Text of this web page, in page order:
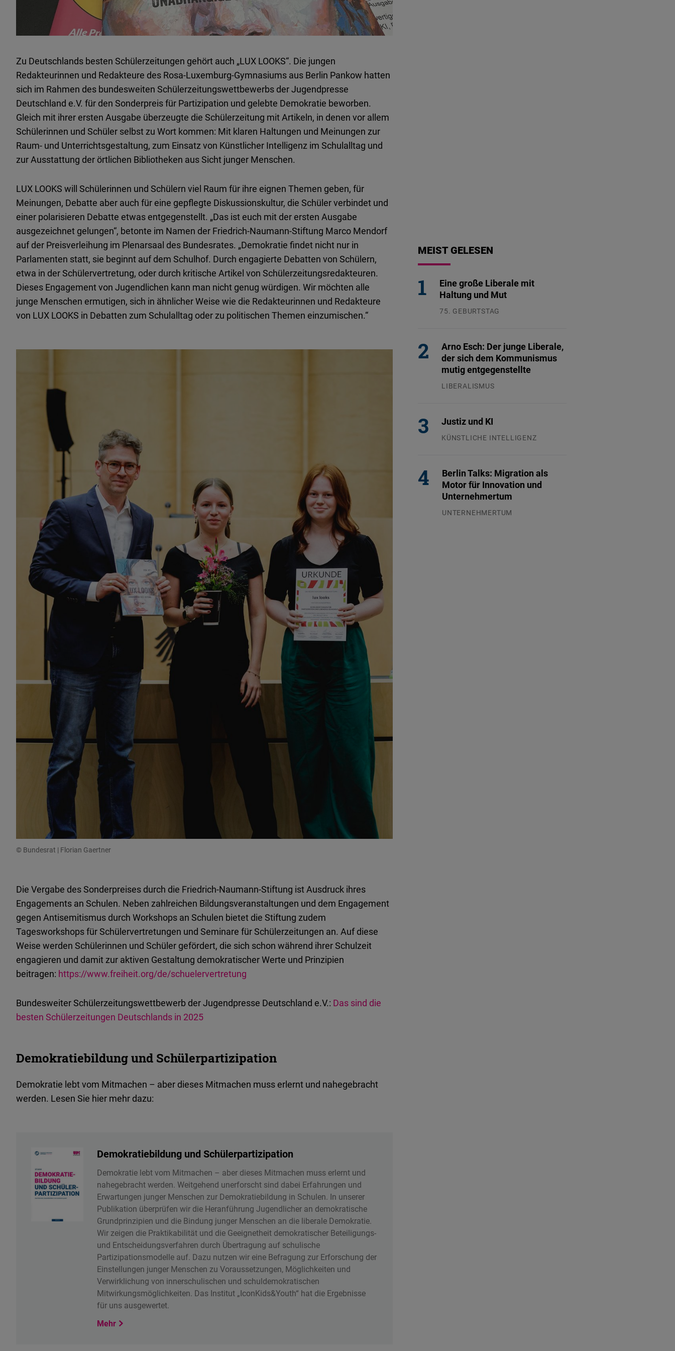
Zu Deutschlands besten Schülerzeitungen gehört auch „LUX LOOKS“. Die jungen
Redakteurinnen und Redakteure des Rosa-Luxemburg-Gymnasiums aus Berlin Pankow hatten
sich im Rahmen des bundesweiten Schülerzeitungswettbewerbs der Jugendpresse
Deutschland e.V. für den Sonderpreis für Partizipation und gelebte Demokratie beworben.
Gleich mit ihrer ersten Ausgabe überzeugte die Schülerzeitung mit Artikeln, in denen vor allem
Schülerinnen und Schüler selbst zu Wort kommen: Mit klaren Haltungen und Meinungen zur
Raum- und Unterrichtsgestaltung, zum Einsatz von Künstlicher Intelligenz im Schulalltag und
zur Ausstattung der örtlichen Bibliotheken aus Sicht junger Menschen.
LUX LOOKS will Schülerinnen und Schülern viel Raum für ihre eignen Themen geben, für
Meinungen, Debatte aber auch für eine gepflegte Diskussionskultur, die Schüler verbindet und
einer polarisieren Debatte etwas entgegenstellt. „Das ist euch mit der ersten Ausgabe
ausgezeichnet gelungen“, betonte im Namen der Friedrich-Naumann-Stiftung Marco Mendorf
auf der Preisverleihung im Plenarsaal des Bundesrates. „Demokratie findet nicht nur in
Parlamenten statt, sie beginnt auf dem Schulhof. Durch engagierte Debatten von Schülern,
etwa in der Schülervertretung, oder durch kritische Artikel von Schülerzeitungsredakteuren.
Dieses Engagement von Jugendlichen kann man nicht genug würdigen. Wir möchten alle
junge Menschen ermutigen, sich in ähnlicher Weise wie die Redakteurinnen und Redakteure
von LUX LOOKS in Debatten zum Schulalltag oder zu politischen Themen einzumischen.“
© Bundesrat | Florian Gaertner
Die Vergabe desSonderpreises durch die Friedrich-Naumann-Stiftung istAusdruck ihres
Engagements an Schulen. Neben zahlreichen Bildungsveranstaltungen und dem Engagement
gegen Antisemitismus durch Workshops an Schulen bietet die Stiftung zudem
Tagesworkshopsfür Schülervertretungen und Seminare fürSchülerzeitungen an. Auf diese
Weise werden Schülerinnen und Schüler gefördert, die sich schon während ihrerSchulzeit
engagieren und damit zur aktiven Gestaltung demokratischerWerte und Prinzipien
beitragen: https://www.freiheit.org/de/schuelervertretung
BundesweiterSchülerzeitungswettbewerb der Jugendpresse Deutschland e.V.: Das sind die
besten Schülerzeitungen Deutschlands in 2025
Demokratiebildung und Schülerpartizipation
Demokratie lebt vom Mitmachen – aber dieses Mitmachen muss erlernt und nahegebracht
werden. Lesen Sie hier mehr dazu:
Demokratiebildung und Schülerpartizipation
Demokratie lebt vom Mitmachen – aber dieses Mitmachen muss erlernt und
nahegebracht werden. Weitgehend unerforscht sind dabei Erfahrungen und
Erwartungen junger Menschen zur Demokratiebildung in Schulen. In unserer
Publikation überprüfen wir die Heranführung Jugendlicher an demokratische
Grundprinzipien und die Bindung junger Menschen an die liberale Demokratie.
Wir zeigen die Praktikabilität und die Geeignetheit demokratischer Beteiligungs-
und Entscheidungsverfahren durch Übertragung auf schulische
Partizipationsmodelle auf. Dazu nutzen wir eine Befragung zur Erforschung der
Einstellungen junger Menschen zu Voraussetzungen, Möglichkeiten und
Verwirklichung von innerschulischen und schuldemokratischen
Mitwirkungsmöglichkeiten. Das Institut „IconKids&Youth“ hat die Ergebnisse
für uns ausgewertet.
Mehr
MEIST GELESEN
Eine große Liberale mit
Haltung und Mut
75. GEBURTSTAG
Arno Esch: Der junge Liberale,
der sich dem Kommunismus
mutig entgegenstellte
LIBERALISMUS
Justiz und KI
KÜNSTLICHE INTELLIGENZ
Berlin Talks: Migration als
Motor für Innovation und
Unternehmertum
UNTERNEHMERTUM
Flickr
Embed
Embed
D.Vinci
Embed
Embed